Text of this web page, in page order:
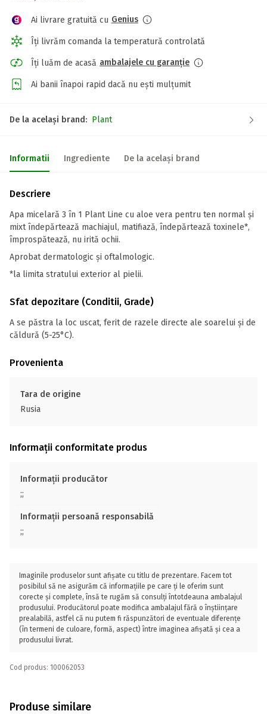
Ai livrare gratuită cu Genius
Îți livrăm comanda la temperatură controlată
Îți luăm de acasă ambalajele cu garanție
Ai banii înapoi rapid dacă nu ești mulțumit
De la același brand: Plant
Informatii Ingrediente De la același brand
Descriere
Apa micelară 3 în 1 Plant Line cu aloe vera pentru ten normal și
mixt îndepărtează machiajul, matifiază, îndepărtează toxinele*,
împrospătează, nu irită ochii.
Aprobat dermatologic și oftalmologic.
*la limita stratului exterior al pielii.
Sfat depozitare (Conditii, Grade)
A se păstra la loc uscat, ferit de razele directe ale soarelui și de
căldură (5-25°C).
Provenienta
Tara de origine
Rusia
Informații conformitate produs
Informații producător
;;
Informații persoană responsabilă
;;
Imaginile produselor sunt afișate cu titlu de prezentare. Facem tot
posibilul să ne asigurăm că informațiile pe care ți le oferim sunt
corecte și complete, însă te rugăm să consulți întotdeauna ambalajul
produsului. Producătorul poate modifica ambalajul fără o înștiințare
prealabilă, astfel că nu putem fi răspunzători de eventuale diferențe
(în termeni de culoare, formă, aspect) între imaginea afișată și cea a
produsului livrat.
Cod produs: 100062053
Produse similare